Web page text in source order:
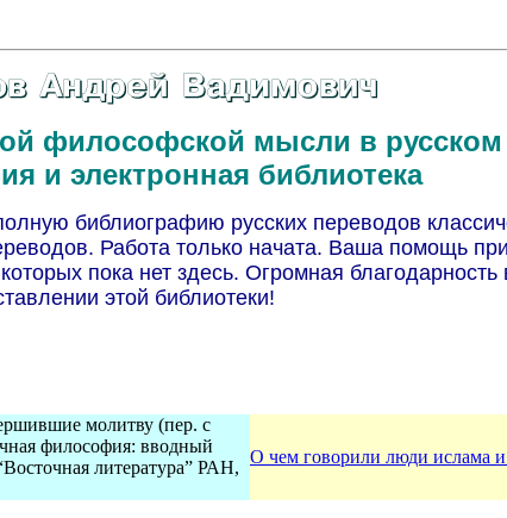
философской мысли в
и электронная библиотека
библиографию русских переводов
Работа только начата. Ваша помощь
пока нет здесь. Огромная
этой библиотеки!
молитву (пер. с
философия: вводный
литература” РАН,
О чем говорили люди ислама